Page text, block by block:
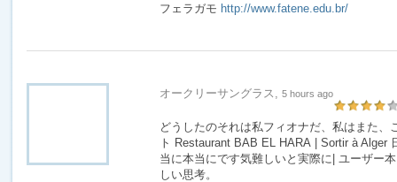
フェラガモ http://www.fatene.edu.br/
オークリーサングラス, 5 hours ago
どうしたのそれは私フィオナだ、私はまた、
ト Restaurant BAB EL HARA | Sortir à Alger
当に本当にです気難しいと実際に| ユーザー
しい思考。